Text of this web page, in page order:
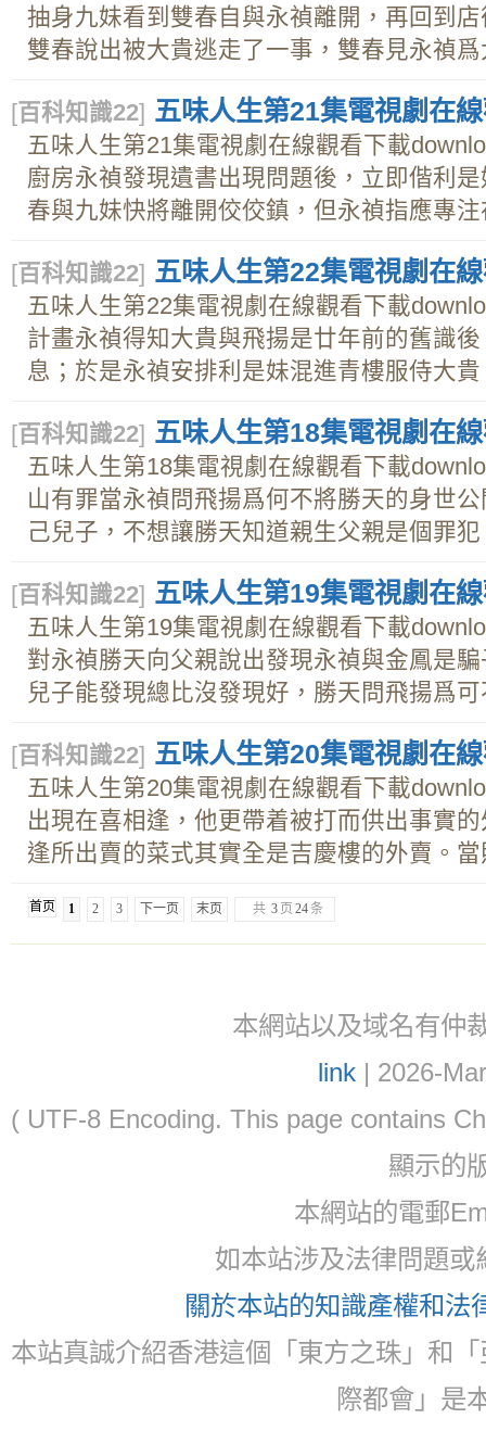
抽身九妹看到雙春自與永禎離開，再回到
雙春說出被大貴逃走了一事，雙春見永禎
[百科知識22] 五味人生第21集電視劇在
五味人生第21集電視劇在線觀看下載
廚房永禎發現遺書出現問題後，立即偕利
春與九妹快將離開佼佼鎮，但永禎指應專
[百科知識22] 五味人生第22集電視劇在
五味人生第22集電視劇在線觀看下載
計畫永禎得知大貴與飛揚是廿年前的舊識
息；於是永禎安排利是妹混進青樓服侍大
[百科知識22] 五味人生第18集電視劇在
五味人生第18集電視劇在線觀看下載
山有罪當永禎問飛揚爲何不將勝天的身世
己兒子，不想讓勝天知道親生父親是個罪
[百科知識22] 五味人生第19集電視劇在
五味人生第19集電視劇在線觀看下載
對永禎勝天向父親說出發現永禎與金鳳是
兒子能發現總比沒發現好，勝天問飛揚爲
[百科知識22] 五味人生第20集電視劇在
五味人生第20集電視劇在線觀看下載
出現在喜相逢，他更帶着被打而供出事實
逢所出賣的菜式其實全是吉慶樓的外賣。
首页 1 2 3 下一页 末页 共 3 页 24 条
本網站以及域名有仲
link| 2026-
( UTF-8 Encoding. This page contains
顯示的
本網站的電郵
如本站涉及法律問題
關於本站的知識產權和法
本站真誠介紹香港這個「東方之珠」和
際都會」是